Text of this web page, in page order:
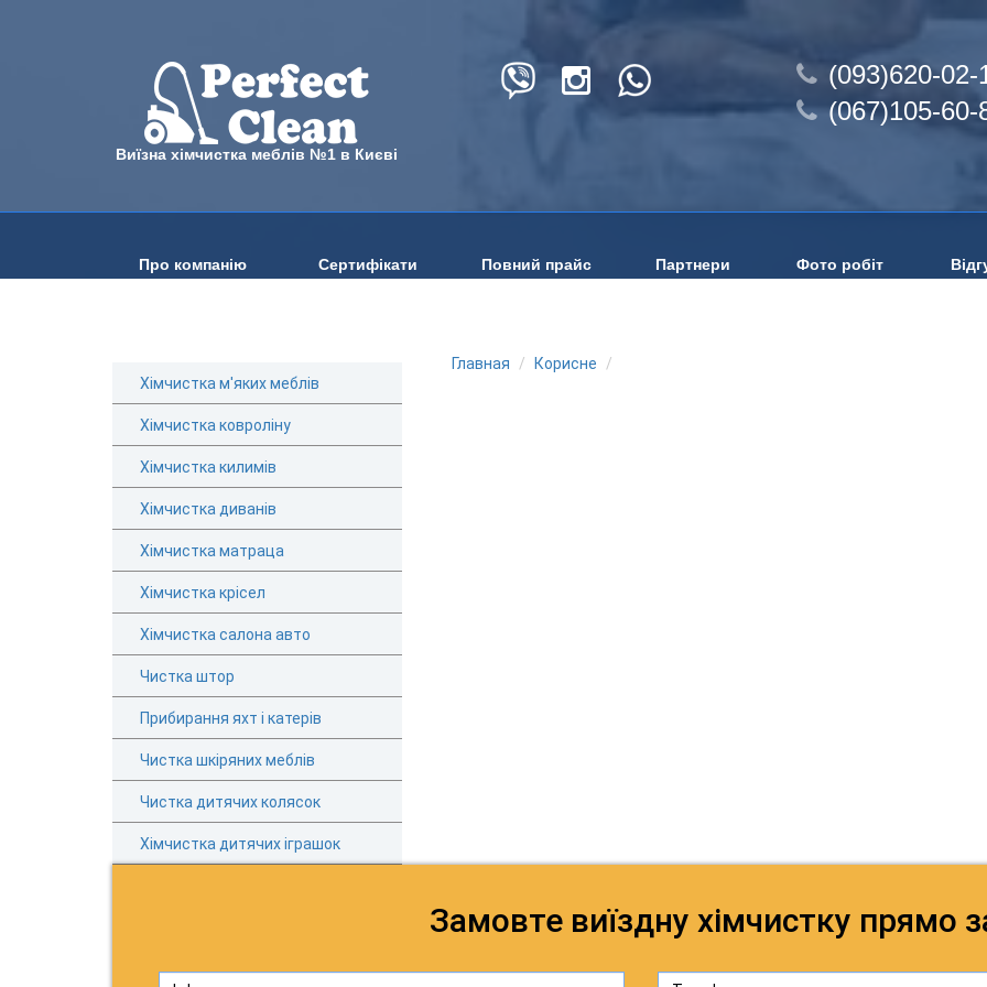
Виїзна хімчистка меблів №1 в Києві
(093)620-02-
(067)105-60-
Про компанію Сертифікати Повний прайс Партнери Фото робіт
Хімчистка м'яких меблів
Хімчистка ковроліну
Хімчистка килимів
Хімчистка диванів
Хімчистка матраца
Хімчистка крісел
Хімчистка салона авто
Чистка штор
Прибирання яхт і катерів
Чистка шкіряних меблів
Чистка дитячих колясок
Хімчистка дитячих іграшок
Главная Корисне
Замовте виїздну хімчистку прямо